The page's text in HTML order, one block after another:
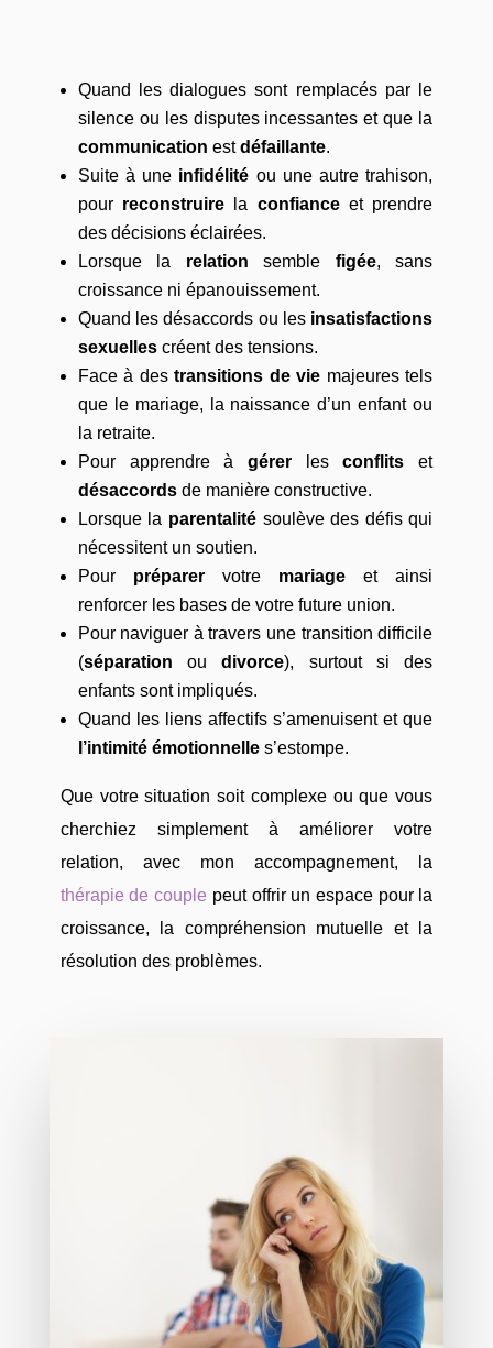
Quand les dialogues sont remplacés par le
silence ou les disputes incessantes et que la
communication estdéfaillante.
Suite à une infidélité ou une autre trahison,
pour reconstruire la confianceet prendre
des décisions éclairées.
Lorsque la relation semble figée, sans
croissance ni épanouissement.
Quand les désaccords ou les insatisfactions
sexuellescréent des tensions.
Face à destransitions de vie majeures tels
que le mariage, la naissance d’un enfant ou
la retraite.
Pour apprendre à gérer lesconflits et
désaccordsde manière constructive.
Lorsque la parentalité soulève des défis qui
nécessitent un soutien.
Pour préparervotre mariage et ainsi
renforcer les bases de votre future union.
Pour naviguer à travers une transition difficile
(séparationoudivorce), surtout si des
enfants sont impliqués.
Quand les liens affectifs s’amenuisent et que
l’intimité émotionnelle s’estompe.
Que votre situation soit complexe ou que vous
cherchiez simplement à améliorer votre
relation, avec mon accompagnement, la
thérapie de couple peut offrir un espace pour la
croissance, la compréhension mutuelle et la
résolution des problèmes.